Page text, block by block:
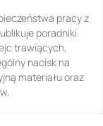
pracy z
poradniki
trawiących,
nacisk na
materiału oraz